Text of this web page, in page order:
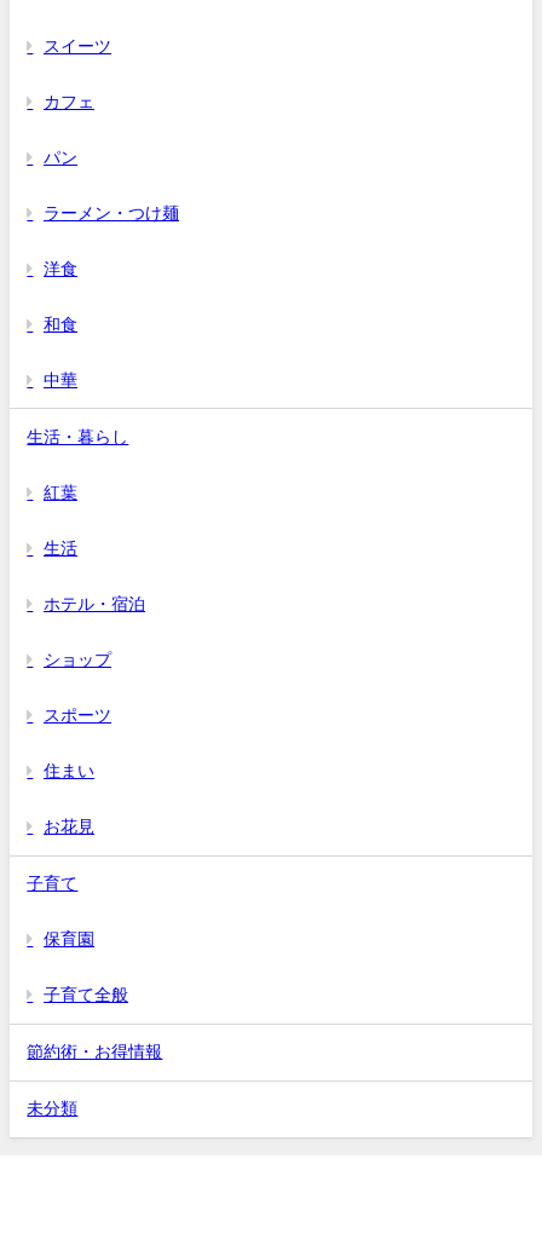
スイーツ
カフェ
パン
ラーメン・つけ麺
洋食
和食
中華
生活・暮らし
紅葉
生活
ホテル・宿泊
ショップ
スポーツ
住まい
お花見
子育て
保育園
子育て全般
節約術・お得情報
未分類